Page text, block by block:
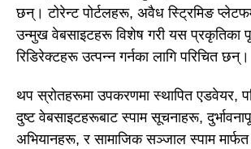
छन्। टोरेन्ट पोर्टलहरू, अवैध स्ट्रिमिङ
उन्मुख वेबसाइटहरू विशेष गरी यस प्रकृतिका
रिडिरेक्टहरू उत्पन्न गर्नका लागि परिचित छन्।
थप स्रोतहरूमा उपकरणमा स्थापित एडवेयर,
दुष्ट वेबसाइटहरूबाट स्पाम सूचनाहरू,
अभियानहरू, र सामाजिक सञ्जाल स्पाम